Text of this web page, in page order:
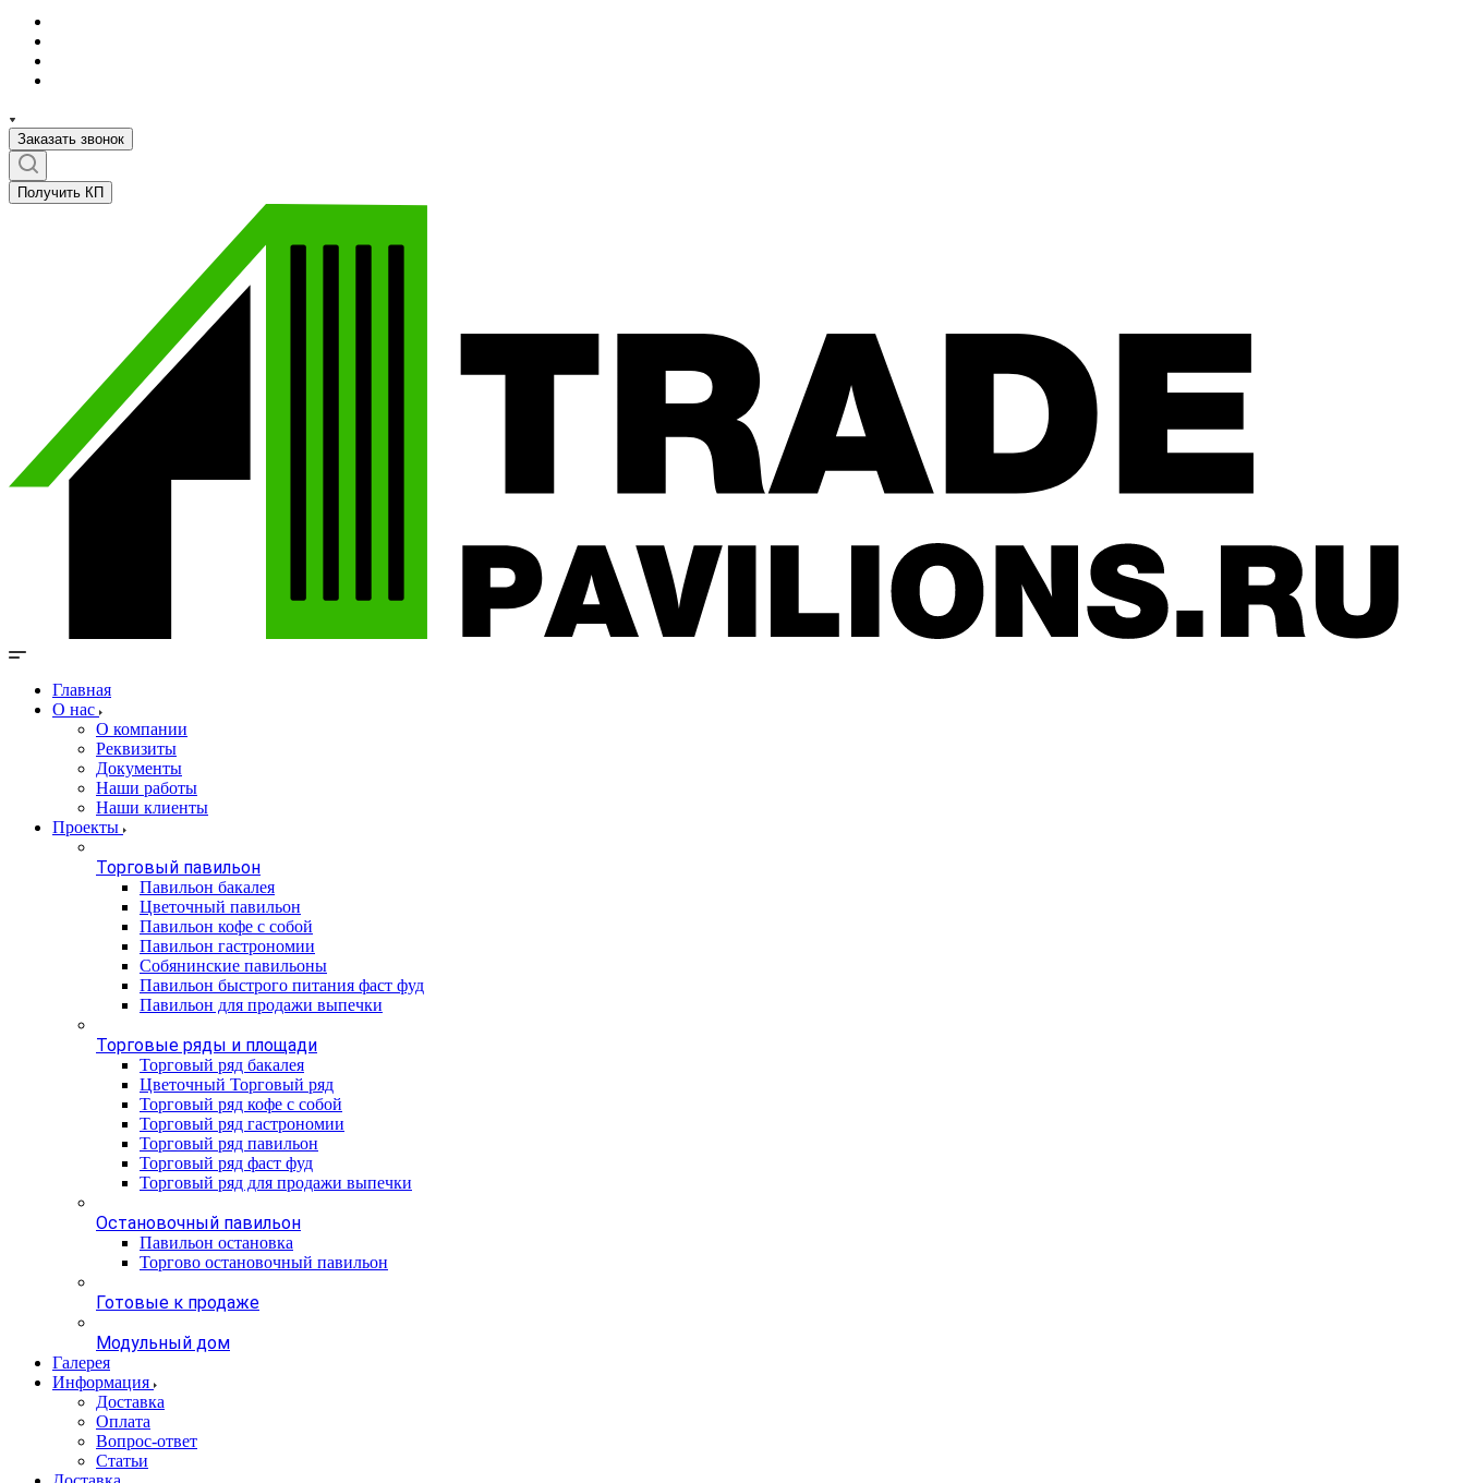
Заказать звонок
Получить КП
Главная
О нас
О компании
Реквизиты
Документы
Наши работы
Наши клиенты
Проекты
Торговый павильон
Павильон бакалея
Цветочный павильон
Павильон кофе с собой
Павильон гастрономии
Собянинские павильоны
Павильон быстрого питания фаст фуд
Павильон для продажи выпечки
Торговые ряды и площади
Торговый ряд бакалея
Цветочный Торговый ряд
Торговый ряд кофе с собой
Торговый ряд гастрономии
Торговый ряд павильон
Торговый ряд фаст фуд
Торговый ряд для продажи выпечки
Остановочный павильон
Павильон остановка
Торгово остановочный павильон
Готовые к продаже
Модульный дом
Галерея
Информация
Доставка
Оплата
Вопрос-ответ
Статьи